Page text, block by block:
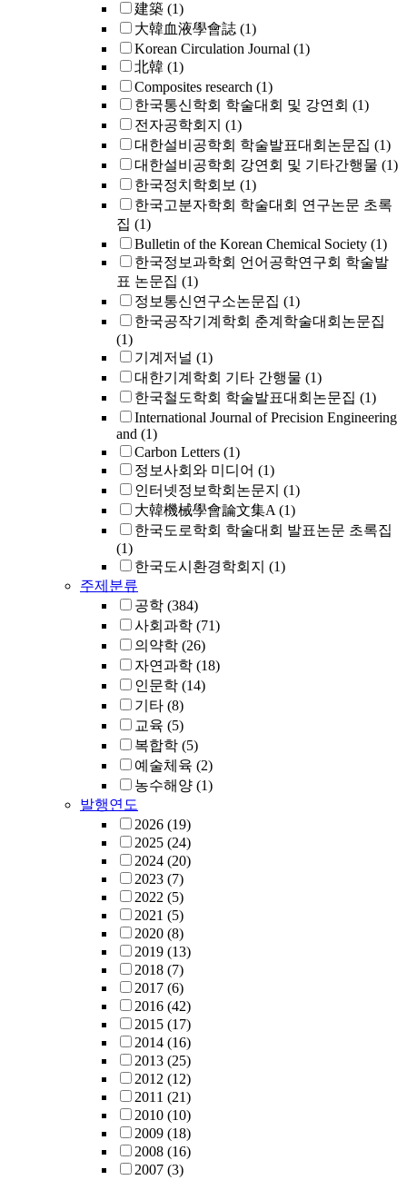
建築 (1)
大韓血液學會誌 (1)
Korean Circulation Journal (1)
北韓 (1)
Composites research (1)
한국통신학회 학술대회 및 강연회 (1)
전자공학회지 (1)
대한설비공학회 학술발표대회논문집 (1)
대한설비공학회 강연회 및 기타간행물 (1)
한국정치학회보 (1)
한국고분자학회 학술대회 연구논문 초록
집 (1)
Bulletin of the Korean Chemical Society (1)
한국정보과학회 언어공학연구회 학술발
표 논문집 (1)
정보통신연구소논문집 (1)
한국공작기계학회 춘계학술대회논문집
(1)
기계저널 (1)
대한기계학회 기타 간행물 (1)
한국철도학회 학술발표대회논문집 (1)
International Journal of Precision Engineering
and (1)
Carbon Letters (1)
정보사회와 미디어 (1)
인터넷정보학회논문지 (1)
大韓機械學會論文集A (1)
한국도로학회 학술대회 발표논문 초록집
(1)
한국도시환경학회지 (1)
주제분류
공학 (384)
사회과학 (71)
의약학 (26)
자연과학 (18)
인문학 (14)
기타 (8)
교육 (5)
복합학 (5)
예술체육 (2)
농수해양 (1)
발행연도
2026 (19)
2025 (24)
2024 (20)
2023 (7)
2022 (5)
2021 (5)
2020 (8)
2019 (13)
2018 (7)
2017 (6)
2016 (42)
2015 (17)
2014 (16)
2013 (25)
2012 (12)
2011 (21)
2010 (10)
2009 (18)
2008 (16)
2007 (3)